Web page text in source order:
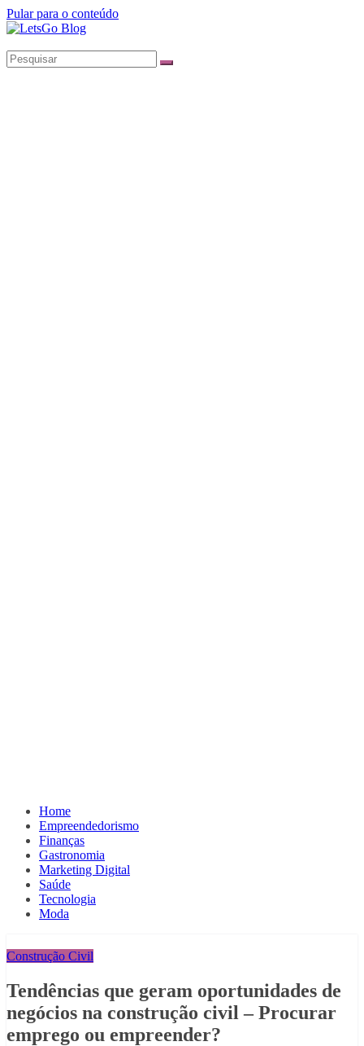
Pular para o conteúdo
Home
Empreendedorismo
Finanças
Gastronomia
Marketing Digital
Saúde
Tecnologia
Moda
Construção Civil
Tendências que geram oportunidades de
negócios na construção civil – Procurar
emprego ou empreender?